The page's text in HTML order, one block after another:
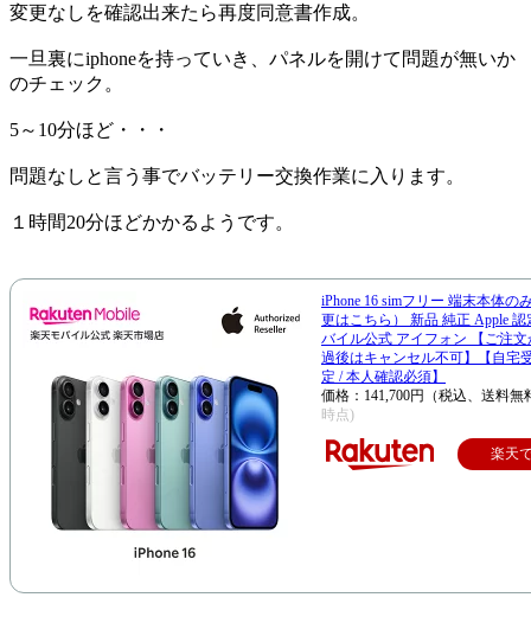
変更なしを確認出来たら再度同意書作成。
一旦裏にiphoneを持っていき、パネルを開けて問題が無いか
のチェック。
5～10分ほど・・・
問題なしと言う事でバッテリー交換作業に入ります。
１時間20分ほどかかるようです。
iPhone 16 simフリー 端末本体の
更はこちら） 新品 純正 Apple 認
バイル公式 アイフォン 【ご注文
過後はキャンセル不可】【自宅
定 / 本人確認必須】
価格：141,700円（税込、送料無
時点)
楽天